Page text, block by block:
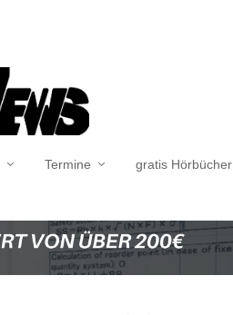
Termine gratis Hörbücher